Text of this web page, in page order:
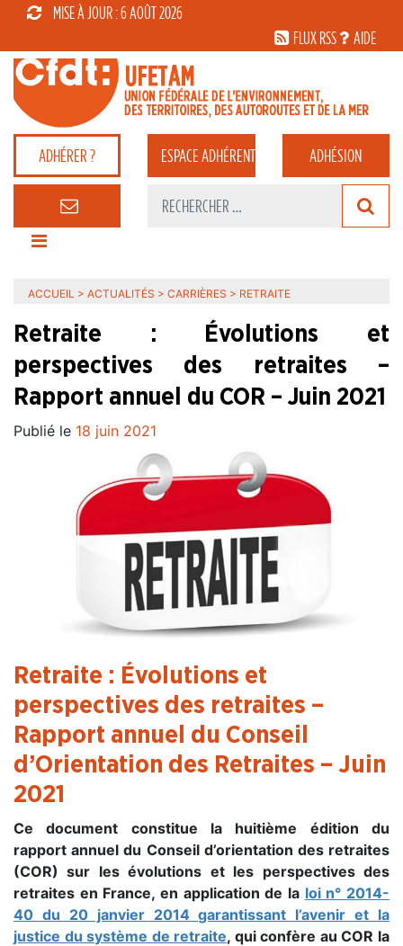
MISE À JOUR : 6 AOÛT 2026
FLUX RSS
AIDE
ADHÉRER ? ESPACEADHÉRENT ADHÉSION
ACCUEIL > ACTUALITÉS > CARRIÈRES > RETRAITE
Retraite : Évolutions et
perspectives des retraites –
Rapport annuel du COR – Juin 2021
Publié le 18 juin 2021
Retraite : Évolutions et
perspectives des retraites –
Rapport annuel du Conseil
d’Orientation des Retraites – Juin
2021
Ce document constitue la huitième édition du
rapport annuel du Conseil d’orientation des retraites
(COR) sur les évolutions et les perspectives des
retraites en France, en application de la loi n° 2014-
40 du 20 janvier 2014 garantissant l’avenir et la
justice du système de retraite, qui confère au COR la